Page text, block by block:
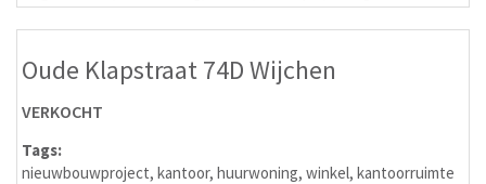
Oude Klapstraat 74D Wijchen
VERKOCHT
Tags:
nieuwbouwproject, kantoor, huurwoning, winkel, kantoorruimte